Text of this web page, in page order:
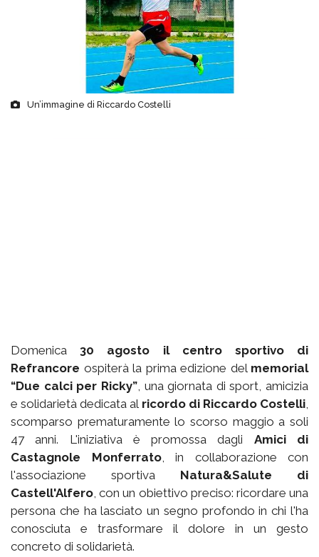
Un’immagine di Riccardo Costelli
Domenica30 agosto il centro sportivo di
Refrancore ospiterà la prima edizione del memorial
“Due calci per Ricky”, una giornata di sport, amicizia
e solidarietà dedicata al ricordo di Riccardo Costelli,
scomparso prematuramente lo scorso maggio a soli
47 anni. L'iniziativa è promossa dagli Amici di
Castagnole Monferrato, in collaborazione con
l'associazione sportiva Natura&Salute di
Castell'Alfero, con un obiettivo preciso: ricordare una
persona che ha lasciato un segno profondo in chi l'ha
conosciuta e trasformare il dolore in un gesto
concreto di solidarietà.